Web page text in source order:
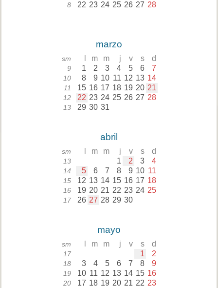
8 22 23 24 25 26 27 28
marzo
sm m m j v s d
9 1 2 3 4 5 6 7
10 8 9 10 11 12 13 14
11 15 16 17 18 19 20 21
12 22 23 24 25 26 27 28
13 29 30 31
abril
sm m m j v s d
13 1 2 3 4
14 5 6 7 8 9 10 11
15 12 13 14 15 16 17 18
16 19 20 21 22 23 24 25
17 26 27 28 29 30
mayo
sm m m j v s d
17 1 2
18 3 4 5 6 7 8 9
19 10 11 12 13 14 15 16
20 17 18 19 20 21 22 23